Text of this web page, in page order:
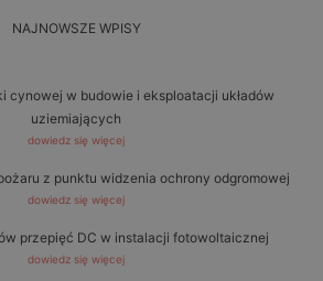
NAJNOWSZE WPISY
cynowej w budowie i eksploatacji układów
uziemiających
dowiedz się więcej
z punktu widzenia ochrony odgromowej
dowiedz się więcej
przepięć DC w instalacji fotowoltaicznej
dowiedz się więcej